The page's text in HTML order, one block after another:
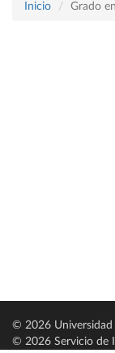
Inicio Grado
© 2026 Universidad
© 2026 Servicio de